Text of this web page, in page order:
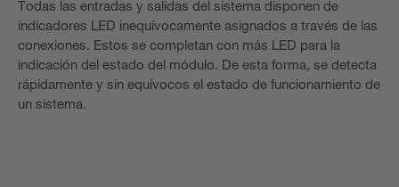
Todas las entradas y salidas del sistema disponen de
indicadores LED inequívocamente asignados a través de las
conexiones. Estos se completan con más LED para la
indicación del estado del módulo. De esta forma, se detecta
rápidamente y sin equívocos el estado de funcionamiento de
un sistema.